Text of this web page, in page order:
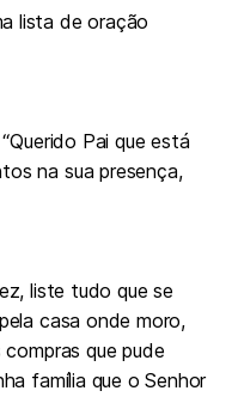
lista de oração
Pai que está
na sua presença,
liste tudo que se
casa onde moro,
que pude
família que o Senhor